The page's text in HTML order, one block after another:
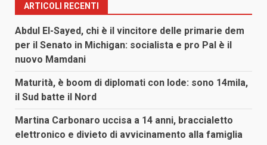
ARTICOLI RECENTI
Abdul El-Sayed, chi è il vincitore delle primarie dem
per il Senato in Michigan: socialista e pro Pal è il
nuovo Mamdani
Maturità, è boom di diplomati con lode: sono 14mila,
il Sud batte il Nord
Martina Carbonaro uccisa a 14 anni, braccialetto
elettronico e divieto di avvicinamento alla famiglia